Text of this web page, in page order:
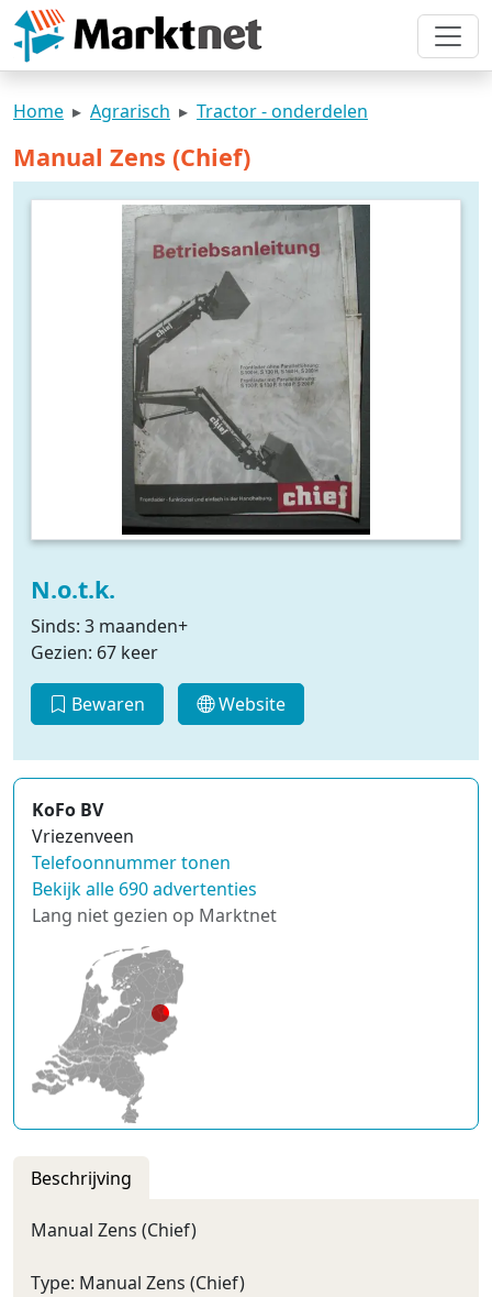
Home Agrarisch Tractor - onderdelen
Manual Zens (Chief)
N.o.t.k.
Sinds: 3 maanden+
Gezien: 67 keer
Bewaren Website
KoFo BV
Vriezenveen
Telefoonnummer tonen
Bekijk alle 690 advertenties
Lang niet gezien op Marktnet
Beschrijving
Manual Zens (Chief)
Type: Manual Zens (Chief)